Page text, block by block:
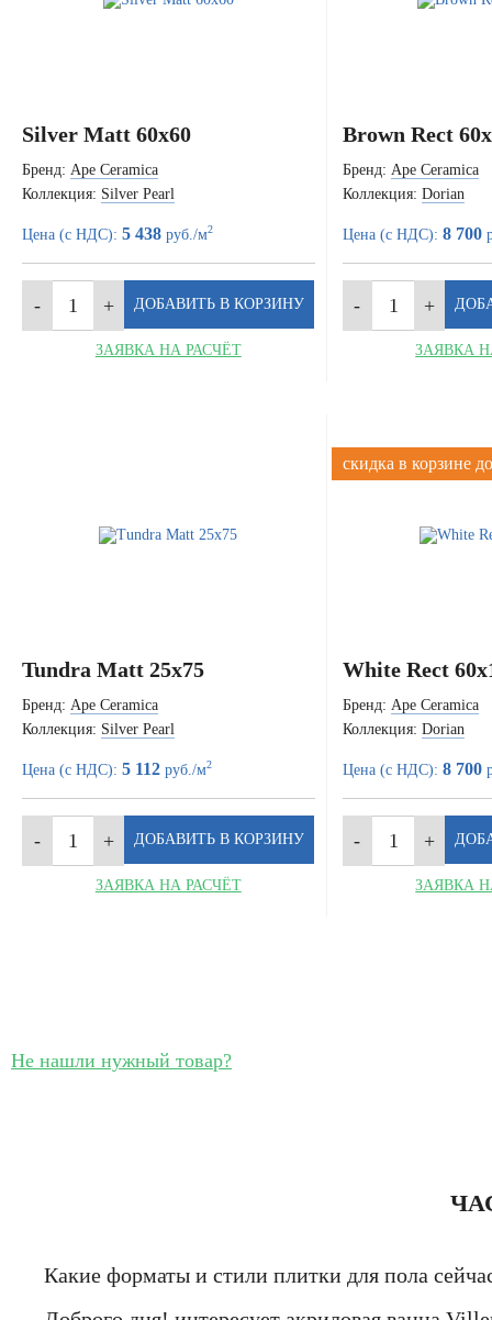
Silver Matt 60x60
Бренд: Ape Ceramica
Коллекция: Silver Pearl
Цена (с НДС): 5 438 руб./м2
ЗАЯВКА НА РАСЧЁТ
Brown Rect
Бренд: Ape Ceramica
Коллекция: Dorian
Цена (с НДС): 8 700
ЗАЯВКА
Tundra Matt 25x75
Бренд: Ape Ceramica
Коллекция: Silver Pearl
Цена (с НДС): 5 112 руб./м2
ЗАЯВКА НА РАСЧЁТ
скидка в корзине
White Rect
Бренд: Ape Ceramica
Коллекция: Dorian
Цена (с НДС): 8 700
ЗАЯВКА
Не нашли нужный товар?
Какие форматы и стили плитки для пола